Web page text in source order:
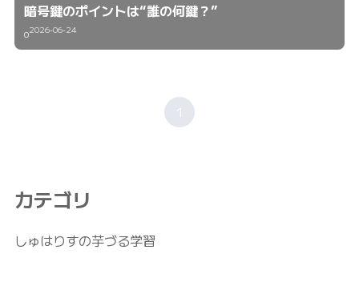
暗号鍵のポイントは“誰の何鍵？”
02026-06-24
1
カテゴリ
しゅはりすの芋づる学習